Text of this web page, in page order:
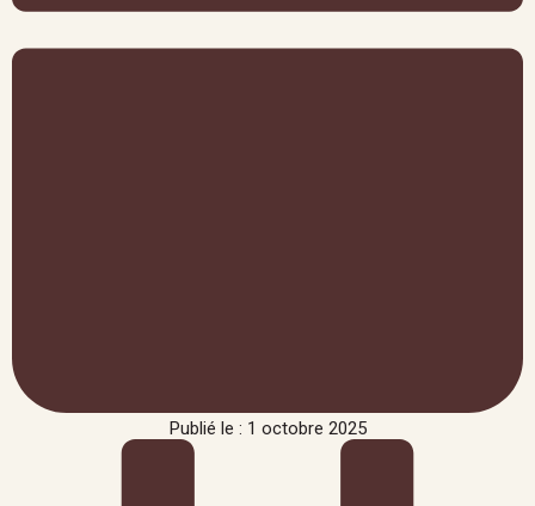
Publié le : 1 octobre 2025